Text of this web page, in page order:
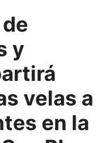
y
velas a
en la